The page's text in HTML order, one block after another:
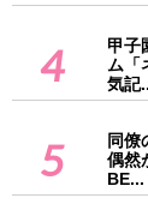
4
甲子
ム「
気記
5
同僚
偶然
BE...